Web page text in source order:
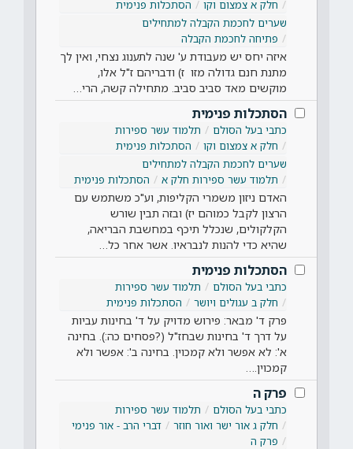
חלק א צמצום וקו
הסתכלות פנימית
שערים לחכמת הקבלה למתחילים
פתיחה לחכמת הקבלה
איזה יחס יש מעבודת ע' שנה לתענוג נצחי, ואין לך
מתנת חנם גדולה מזו ז) ודבריהם ז"ל אלו,
מוקשים מאד סביב סביב. מתחילה קשה, הרי…
הסתכלות פנימית
כתבי בעל הסולם
תלמוד עשר ספירות
חלק א צמצום וקו
הסתכלות פנימית
שערים לחכמת הקבלה למתחילים
תלמוד עשר ספירות חלק א
הסתכלות פנימית
האדם ניזון משמרי הקליפות, וע"כ משתמש עם
הרצון לקבל כמוהם יז) ובזה תבין שורש
הקלקולים, שנכלל תיכף במחשבת הבריאה,
שהיא כדי להנות לנבראיו. אשר אחר כל…
הסתכלות פנימית
כתבי בעל הסולם
תלמוד עשר ספירות
חלק ב עגולים ויושר
הסתכלות פנימית
פרק ד' מבאר: פירוש מדויק על ד' בחינות עביות
על דרך ד' בחינות שבחז"ל (?פסחים כה:). בחינה
א': לא אפשר ולא קמכוין. בחינה ב': אפשר ולא
קמכוין.…
פרק ה
כתבי בעל הסולם
תלמוד עשר ספירות
חלק ג אור ישר ואור חוזר
דברי הרב - אור פנימי
פרק ה